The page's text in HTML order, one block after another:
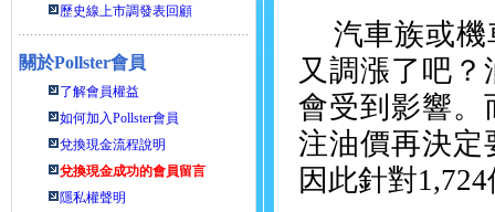
歷史線上市調發表回顧
關於Pollster會員
了解會員權益
如何加入Pollster會員
兌換現金流程說明
兌換現金成功的會員留言
隱私權聲明
汽車族或
又調漲了吧
會受到影響。
注油價再決定
因此針對1,724